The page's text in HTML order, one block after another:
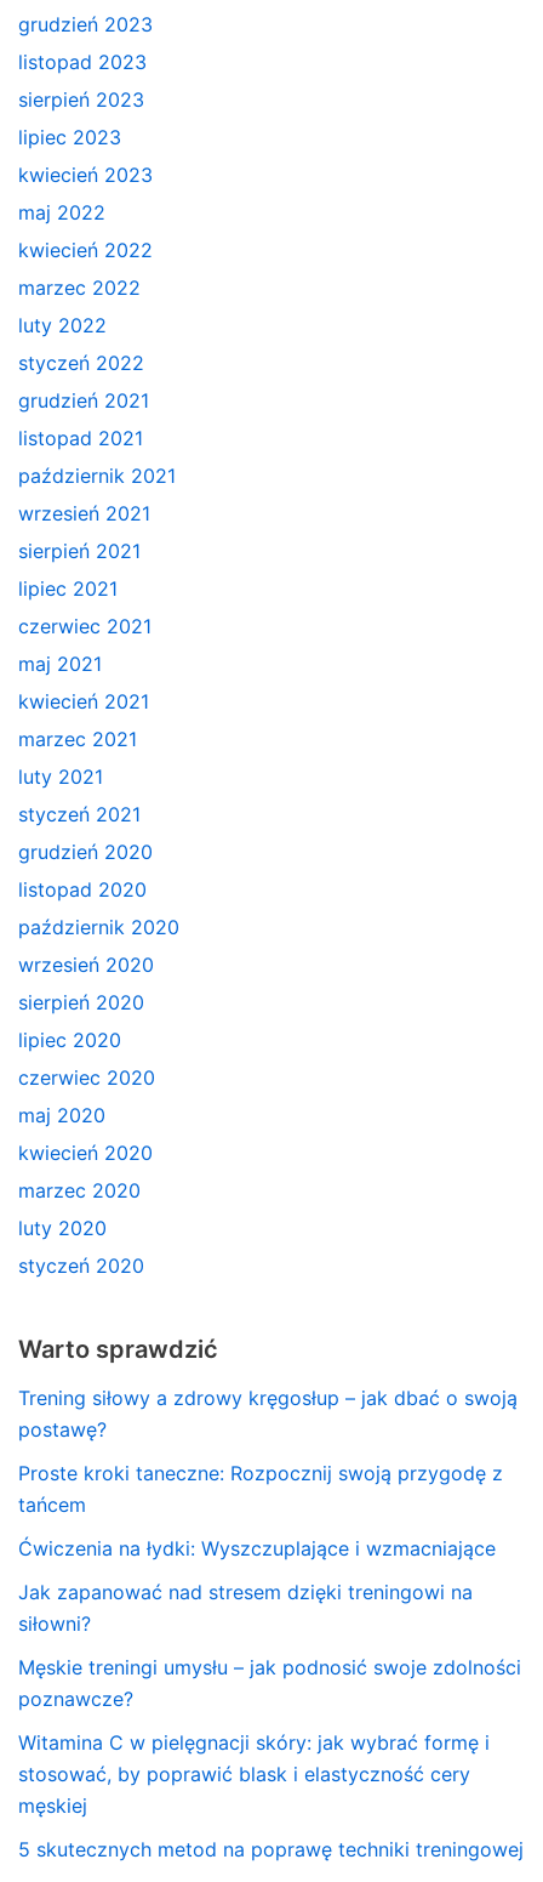
grudzień 2023
listopad 2023
sierpień 2023
lipiec 2023
kwiecień 2023
maj 2022
kwiecień 2022
marzec 2022
luty 2022
styczeń 2022
grudzień 2021
listopad 2021
październik 2021
wrzesień 2021
sierpień 2021
lipiec 2021
czerwiec 2021
maj 2021
kwiecień 2021
marzec 2021
luty 2021
styczeń 2021
grudzień 2020
listopad 2020
październik 2020
wrzesień 2020
sierpień 2020
lipiec 2020
czerwiec 2020
maj 2020
kwiecień 2020
marzec 2020
luty 2020
styczeń 2020
Warto sprawdzić
Trening siłowy a zdrowy kręgosłup – jak dbać o swoją
postawę?
Proste kroki taneczne: Rozpocznij swoją przygodę z
tańcem
Ćwiczenia na łydki: Wyszczuplające i wzmacniające
Jak zapanować nad stresem dzięki treningowi na
siłowni?
Męskie treningi umysłu – jak podnosić swoje zdolności
poznawcze?
Witamina C w pielęgnacji skóry: jak wybrać formę i
stosować, by poprawić blask i elastyczność cery
męskiej
5 skutecznych metod na poprawę techniki treningowej